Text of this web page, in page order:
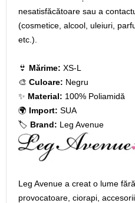
nesatisfăcătoare sau a
(cosmetice, alcool, uleiuri,
etc.).
👙 Mărime: XS-L
🎨 Culoare: Negru
✨ Material: 100% Poliamidă
🌍 Import: SUA
🏷️ Brand: Leg Avenue
Leg Avenue a creat o lume
provocatoare, ciorapi,